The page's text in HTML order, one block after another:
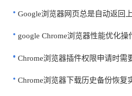
Google浏览器网页总是自动返回
google Chrome浏览器性能优化操
Chrome浏览器插件权限申请时需
Chrome浏览器下载历史备份恢复